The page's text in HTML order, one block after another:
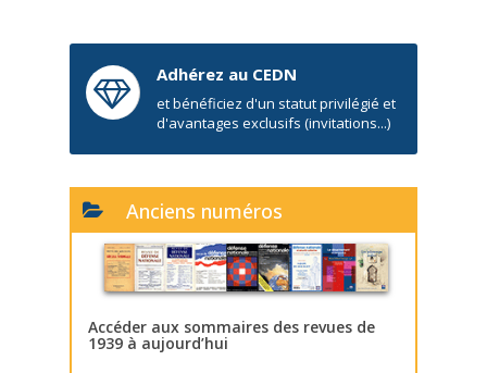
Adhérez au CEDN
et bénéficiez d'un statut privilégié et
d'avantages exclusifs (invitations...)
Anciens numéros
Accéder aux sommaires des revues de
1939 à aujourd’hui